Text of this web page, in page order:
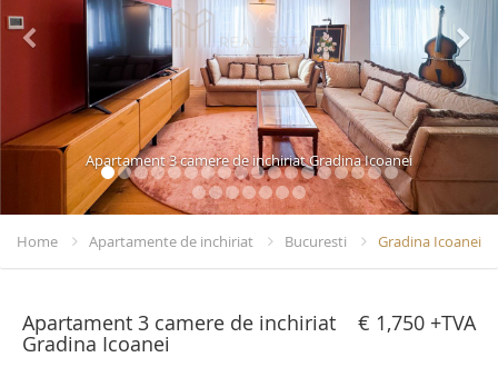
Apartament 3 camere de inchiriat Gradina Icoanei
Home Apartamente de inchiriat Bucuresti Gradina Icoanei
€ 1,750 +TVA
Apartament 3 camere de inchiriat
Gradina Icoanei